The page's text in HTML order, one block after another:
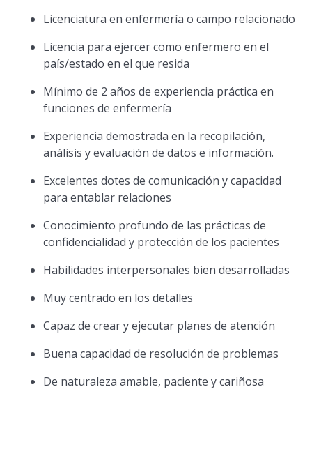
Licenciatura en enfermería o campo relacionado
Licencia para ejercer como enfermero en el
país/estado en el que resida
Mínimo de 2 años de experiencia práctica en
funciones de enfermería
Experiencia demostrada en la recopilación,
análisis y evaluación de datos e información.
Excelentes dotes de comunicación y capacidad
para entablar relaciones
Conocimiento profundo de las prácticas de
confidencialidad y protección de los pacientes
Habilidades interpersonales bien desarrolladas
Muy centrado en los detalles
Capaz de crear y ejecutar planes de atención
Buena capacidad de resolución de problemas
De naturaleza amable, paciente y cariñosa